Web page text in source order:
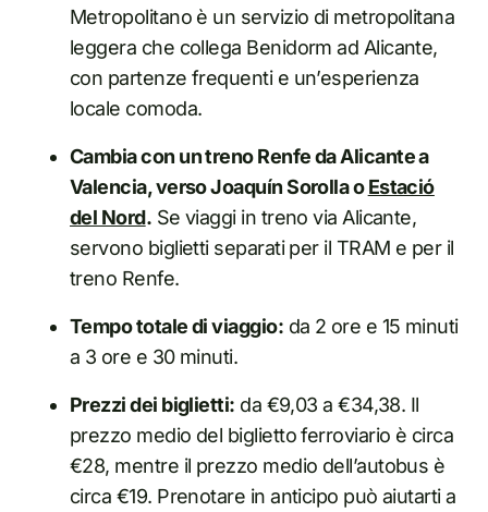
Metropolitano è un servizio di metropolitana
leggera che collega Benidorm ad Alicante,
con partenze frequenti e un’esperienza
locale comoda.
Cambia con un treno Renfe da Alicante a
Valencia, verso Joaquín Sorolla oEstació
del Nord. Se viaggi in treno via Alicante,
servono biglietti separati per il TRAM e per il
treno Renfe.
Tempo totale di viaggio: da 2 ore e 15 minuti
a 3 ore e 30 minuti.
Prezzi dei biglietti: da €9,03 a €34,38. Il
prezzo medio del biglietto ferroviario è circa
€28, mentre il prezzo medio dell’autobus è
circa €19. Prenotare in anticipo può aiutarti a